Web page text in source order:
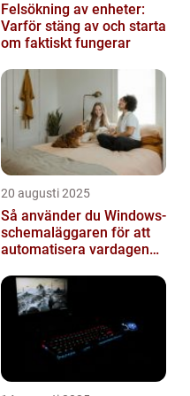
Felsökning av enheter:
Varför stäng av och starta
om faktiskt fungerar
20 augusti 2025
Så använder du Windows-
schemaläggaren för att
automatisera vardagen